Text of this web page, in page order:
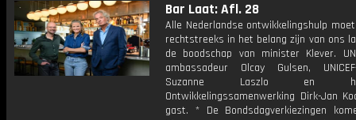
Bar Laat: Afl. 28
Alle Nederlandse ontwikkelingshulp
rechtstreeks in het belang zijn van ons
de boodschap van minister Klever.
ambassadeur Olcay Gulsen,
Suzanne Laszlo en
Ontwikkelingssamenwerking Dirk-Jan
gast. * De Bondsdagverkiezingen